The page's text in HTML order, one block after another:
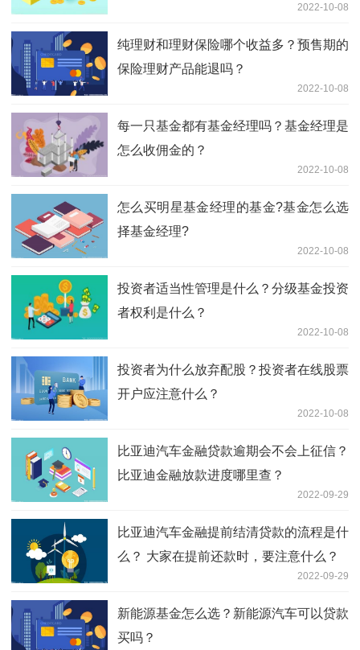
2022-10-08
纯理财和理财保险哪个收益多？预售期的
保险理财产品能退吗？
2022-10-08
每一只基金都有基金经理吗？基金经理是
怎么收佣金的？
2022-10-08
怎么买明星基金经理的基金?基金怎么选
择基金经理?
2022-10-08
投资者适当性管理是什么？分级基金投资
者权利是什么？
2022-10-08
投资者为什么放弃配股？投资者在线股票
开户应注意什么？
2022-10-08
比亚迪汽车金融贷款逾期会不会上征信？
比亚迪金融放款进度哪里查？
2022-09-29
比亚迪汽车金融提前结清贷款的流程是什
么？ 大家在提前还款时，要注意什么？
2022-09-29
新能源基金怎么选？新能源汽车可以贷款
买吗？